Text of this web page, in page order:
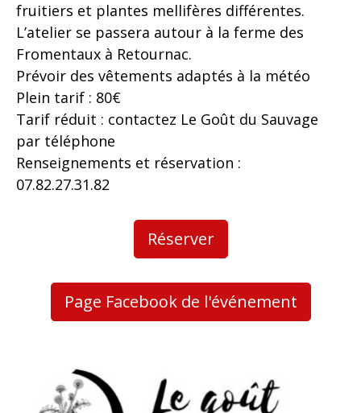
fruitiers et plantes mellifères différentes.
L’atelier se passera autour à la ferme des
Fromentaux à Retournac.
Prévoir des vêtements adaptés à la météo
Plein tarif : 80€
Tarif réduit : contactez Le Goût du Sauvage
par téléphone
Renseignements et réservation :
07.82.27.31.82
Réserver
Page Facebook de l'événement